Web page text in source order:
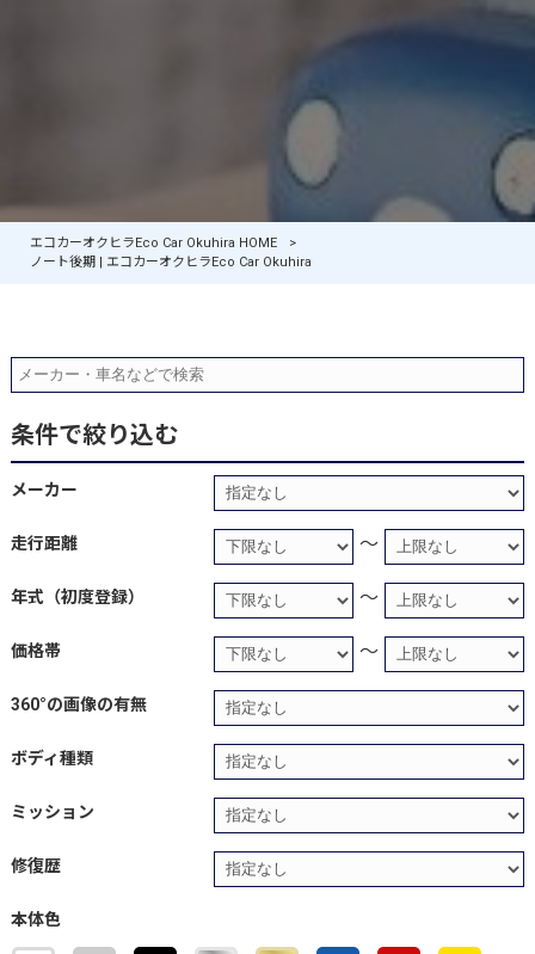
エコカーオクヒラEco Car Okuhira HOME
>
ノート後期 | エコカーオクヒラEco Car Okuhira
条件で絞り込む
メーカー
走行距離 ～
年式（初度登録） ～
価格帯 ～
360°の画像の有無
ボディ種類
ミッション
修復歴
本体色